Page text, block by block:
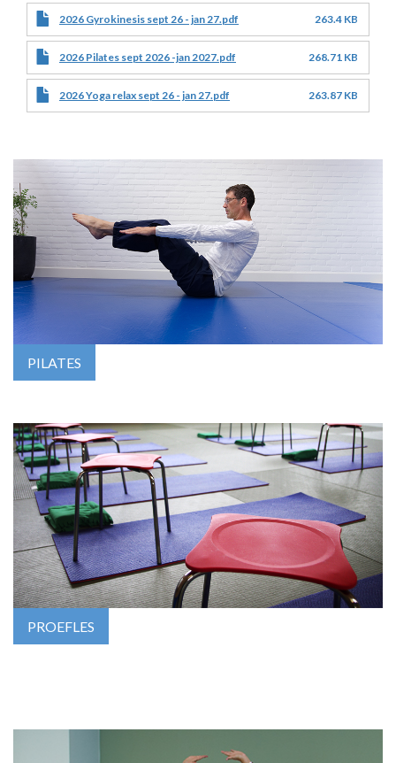
2026 Gyrokinesis sept 26 - jan 27.pdf 263.4 KB
2026 Pilates sept 2026 -jan 2027.pdf 268.71 KB
2026 Yoga relax sept 26 - jan 27.pdf 263.87 KB
PILATES
PROEFLES